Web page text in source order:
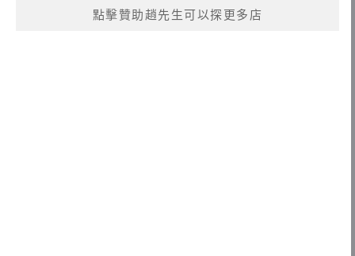
點擊贊助趙先生可以探更多店